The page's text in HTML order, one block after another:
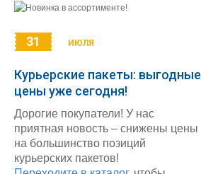
31 ИЮЛЯ
Курьерские пакеты: выгодные
цены уже сегодня!
Дорогие покупатели! У нас
приятная новость – снижены цены
на большинство позиций
курьерских пакетов!